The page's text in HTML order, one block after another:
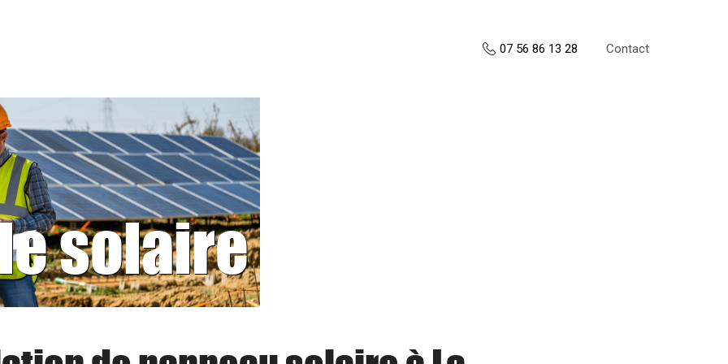
07 56 86 13 28 Contact
solaire